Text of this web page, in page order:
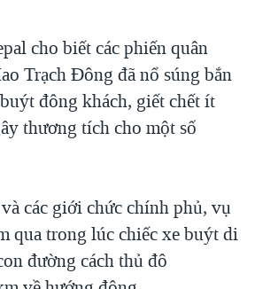
MẠI CỦA MỸ: QUÁ KHỨ VÀ HIỆN
2024
& CON ĐƯỜNG
GIỚI
cho biết các phiến quân
Trạch Đông đã nổ súng bắn
đông khách, giết chết ít
thương tích cho một số
các giới chức chính phủ, vụ
qua trong lúc chiếc xe buýt di
đường cách thủ đô